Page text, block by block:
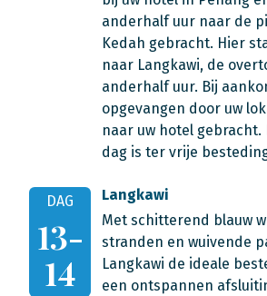
anderhalf uur naar de
Kedah gebracht. Hier
naar Langkawi, de
anderhalf uur. Bij
opgevangen door uw
naar uw hotel gebracht.
dag is ter vrije
DAG
13-
14
Langkawi
Met schitterend blauw
stranden en wuivende
Langkawi de ideale
een ontspannen